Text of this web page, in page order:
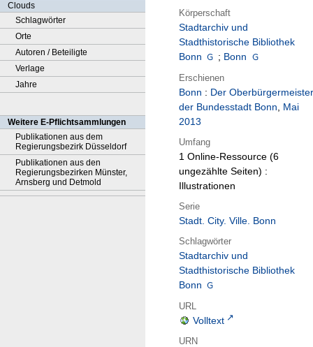
Clouds
Schlagwörter
Orte
Autoren / Beteiligte
Verlage
Jahre
Weitere E-Pflichtsammlungen
Publikationen aus dem
Regierungsbezirk Düsseldorf
Publikationen aus den
Regierungsbezirken Münster,
Arnsberg und Detmold
Körperschaft
Stadtarchiv und
Stadthistorische Bibliothek
Bonn
; Bonn
Erschienen
Bonn : Der Oberbürgermeister
der Bundesstadt Bonn, Mai
2013
Umfang
1 Online-Ressource (6
ungezählte Seiten) :
Illustrationen
Serie
Stadt. City. Ville. Bonn
Schlagwörter
Stadtarchiv und
Stadthistorische Bibliothek
Bonn
URL
Volltext
URN